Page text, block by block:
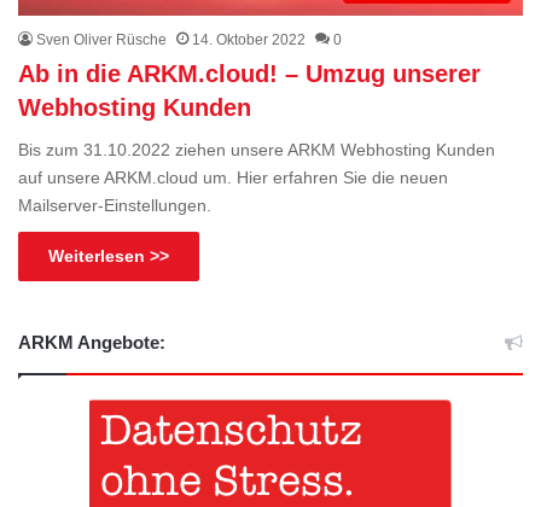
Sven Oliver Rüsche 14. Oktober 2022 0
Ab in die ARKM.cloud! – Umzug unserer
Webhosting Kunden
Bis zum 31.10.2022 ziehen unsere ARKM Webhosting Kunden
auf unsere ARKM.cloud um. Hier erfahren Sie die neuen
Mailserver-Einstellungen.
Weiterlesen >>
ARKM Angebote: